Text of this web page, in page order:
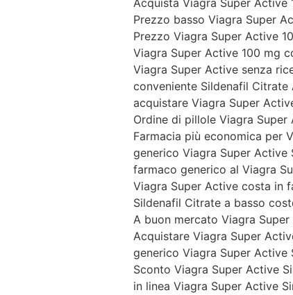
Acquista Viagra Super Active
Prezzo basso Viagra Super
Prezzo Viagra Super Active
Viagra Super Active 100 mg
Viagra Super Active senza
conveniente Sildenafil Citrate
acquistare Viagra Super
Ordine di pillole Viagra Super
Farmacia più economica per
generico Viagra Super Active
farmaco generico al Viagra
Viagra Super Active costa in
Sildenafil Citrate a basso
A buon mercato Viagra
Acquistare Viagra Super
generico Viagra Super Active
Sconto Viagra Super Active
in linea Viagra Super Active